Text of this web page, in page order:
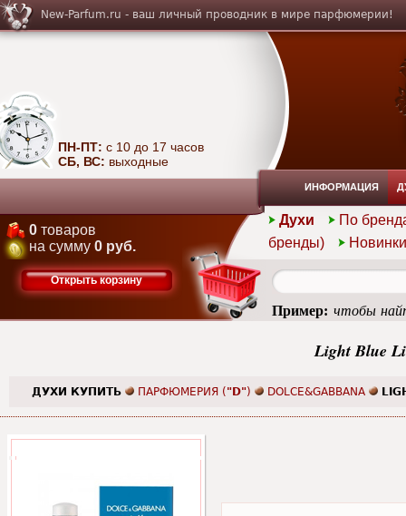
Light Blue
ДУХИ КУПИТЬ ПАРФЮМЕРИЯ ( "D") DOLCE&GABBANA
New-Parfum.ru - ваш личный проводник в мире парфюмерии!
ПН-ПТ: с 10 до 17 часов
СБ, ВС: выходные
ИНФОРМАЦИЯ
Духи
По
бренды)
Новинки
0 товаров
на сумму 0 руб.
Открыть корзину
Пример: чтобы